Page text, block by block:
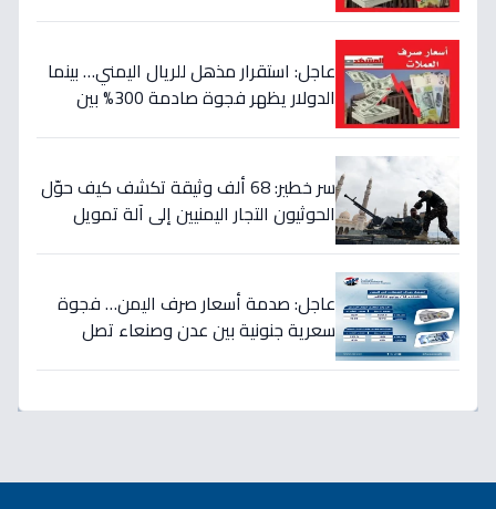
عاجل: استقرار مذهل للريال اليمني… بينما
الدولار يظهر فجوة صادمة 300% بين
سر خطير: 68 ألف وثيقة تكشف كيف حوّل
الحوثيون التجار اليمنيين إلى آلة تمويل
عاجل: صدمة أسعار صرف اليمن… فجوة
سعرية جنونية بين عدن وصنعاء تصل